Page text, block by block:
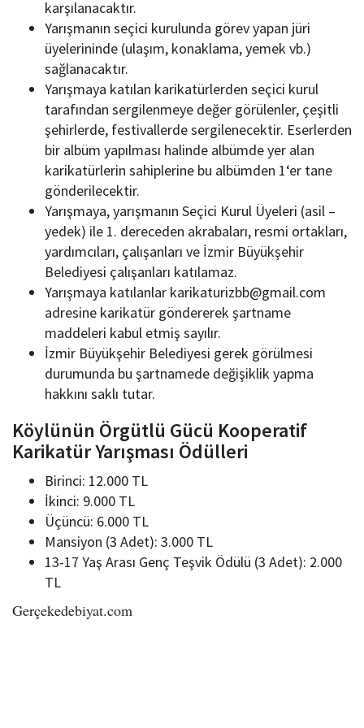
karşılanacaktır.
Yarışmanın seçici kurulunda görev yapan jüri
üyelerininde (ulaşım, konaklama, yemek vb.)
sağlanacaktır.
Yarışmaya katılan karikatürlerden seçici kurul
tarafından sergilenmeye değer görülenler, çeşitli
şehirlerde, festivallerde sergilenecektir. Eserlerden
bir albüm yapılması halinde albümde yer alan
karikatürlerin sahiplerine bu albümden 1‘er tane
gönderilecektir.
Yarışmaya, yarışmanın Seçici Kurul Üyeleri (asil –
yedek) ile 1. dereceden akrabaları, resmi ortakları,
yardımcıları, çalışanları ve İzmir Büyükşehir
Belediyesi çalışanları katılamaz.
Yarışmaya katılanlar karikaturizbb@gmail.com
adresine karikatür göndererek şartname
maddeleri kabul etmiş sayılır.
İzmir Büyükşehir Belediyesi gerek görülmesi
durumunda bu şartnamede değişiklik yapma
hakkını saklı tutar.
Köylünün Örgütlü Gücü Kooperatif
Karikatür Yarışması Ödülleri
Birinci: 12.000 TL
İkinci: 9.000 TL
Üçüncü: 6.000 TL
Mansiyon (3 Adet): 3.000 TL
13-17 Yaş Arası Genç Teşvik Ödülü (3 Adet): 2.000
TL
Gerçekedebiyat.com